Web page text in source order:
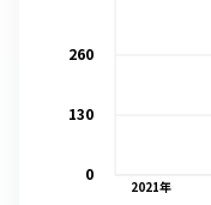
2021年
0
130
260